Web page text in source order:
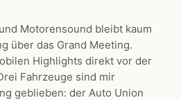
Motorensound bleibt kaum
über das Grand Meeting.
Highlights direkt vor der
Fahrzeuge sind mir
geblieben: der Auto Union